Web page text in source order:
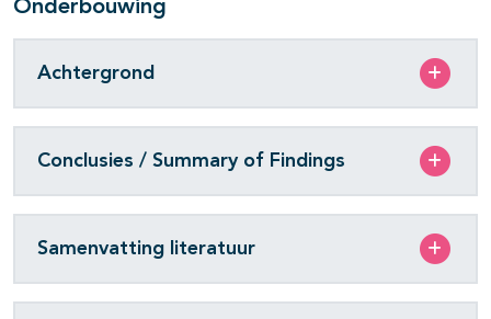
Onderbouwing
Achtergrond
Conclusies / Summary of Findings
Samenvatting literatuur